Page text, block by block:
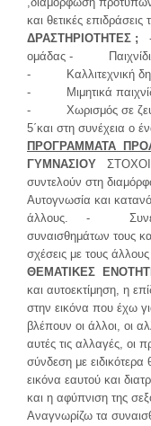
και θετικές
ΔΡΑΣΤΗΡΙΟΤΗΤΕΣ ;
ομάδας -
- Καλλιτεχνική
- Μιμητικά
- Χωρισμός σε
5΄και στη συνέχεια ο
ΠΡΟΓΡΑΜΜΑΤΑ
ΓΥΜΝΑΣΙΟΥ
συντελούν στη
Αυτογνωσία και
άλλους. -
συναισθημάτων τους
σχέσεις με τους
ΘΕΜΑΤΙΚΕΣ
και αυτοεκτίμηση, η
στην εικόνα που έχω
βλέπουν οι άλλοι, οι
αυτές τις αλλαγές, οι
σύνδεση με
εικόνα εαυτού και
και η αφύπνιση της
Αναγνωρίζω τα